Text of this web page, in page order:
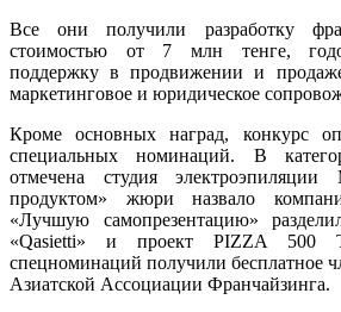
Все они получили разработку
стоимостью от 7 млн тенге,
поддержку в продвижении и
маркетинговое и юридическое
Кроме основных наград, конкурс
специальных номинаций. В
отмечена студия
продуктом» жюри назвало
«Лучшую самопрезентацию»
«Qasietti» и проект PIZZA 500
спецноминаций получили бесплатное
Азиатской Ассоциации Франчайзинга.